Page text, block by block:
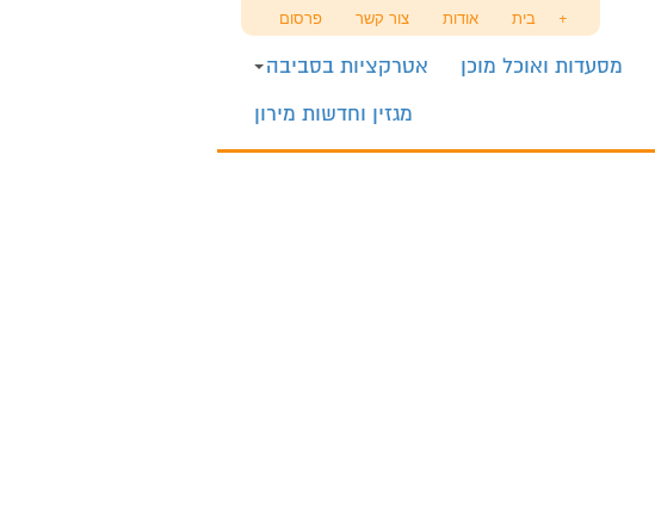
בית אודות צור קשר פרסום +
מסעדות ואוכל מוכן
אטרקציות בסביבה
מגזין וחדשות מירון